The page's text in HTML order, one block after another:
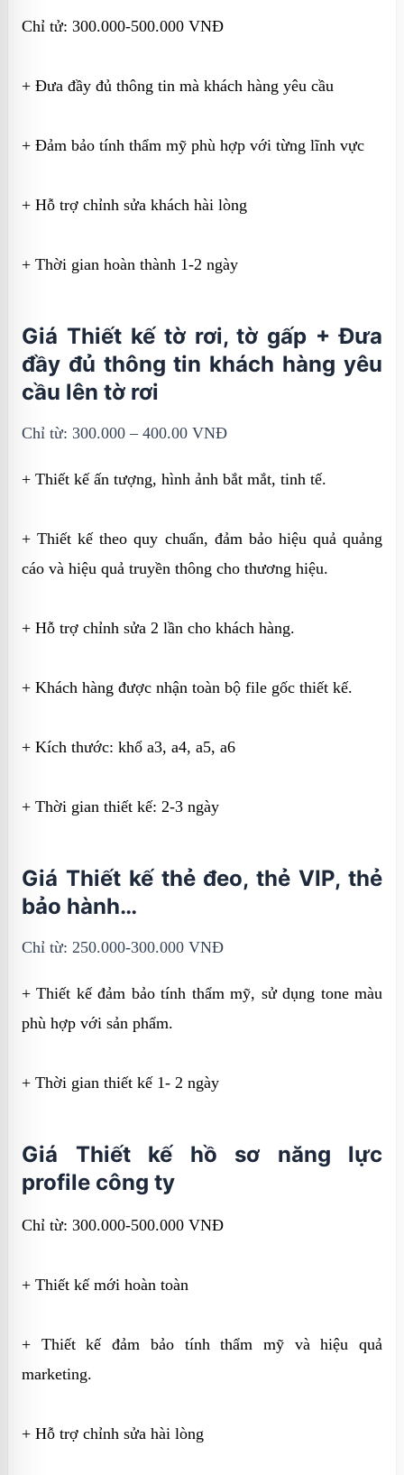
Chỉ tử: 300.000-500.000 VNĐ
+ Đưa đầy đủ thông tin mà khách hàng yêu cầu
+ Đảm bảo tính thẩm mỹ phù hợp với từng lĩnh vực
+ Hỗ trợ chỉnh sửa khách hài lòng
+ Thời gian hoàn thành 1-2 ngày
Giá Thiết kế tờ rơi, tờ gấp + Đưa
đầy đủ thông tin khách hàng yêu
cầu lên tờ rơi
Chỉ từ: 300.000 – 400.00 VNĐ
+ Thiết kế ấn tượng, hình ảnh bắt mắt, tinh tế.
+ Thiết kế theo quy chuẩn, đảm bảo hiệu quả quảng
cáo và hiệu quả truyền thông cho thương hiệu.
+ Hỗ trợ chỉnh sửa 2 lần cho khách hàng.
+ Khách hàng được nhận toàn bộ file gốc thiết kế.
+ Kích thước: khổ a3, a4, a5, a6
+ Thời gian thiết kế: 2-3 ngày
Giá Thiết kế thẻ đeo, thẻ VIP, thẻ
bảo hành…
Chỉ từ: 250.000-300.000 VNĐ
+ Thiết kế đảm bảo tính thẩm mỹ, sử dụng tone màu
phù hợp với sản phẩm.
+ Thời gian thiết kế 1- 2 ngày
Giá Thiết kế hồ sơ năng lực
profile công ty
Chỉ từ: 300.000-500.000 VNĐ
+ Thiết kế mới hoàn toàn
+ Thiết kế đảm bảo tính thẩm mỹ và hiệu quả
marketing.
+ Hỗ trợ chỉnh sửa hài lòng